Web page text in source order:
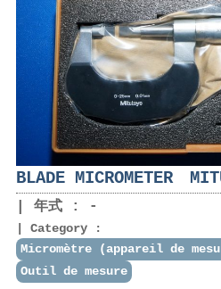
BLADE MICROMETER
年式 : -
Category :
Micromètre (appareil de
Outil de mesure